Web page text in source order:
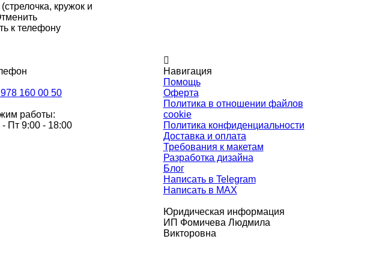
кружок и
к телефону
160 00 50
работы:
- Пт 9:00 - 18:00
Навигация
Помощь
Оферта
Политика в отношении файлов
cookie
Политика конфиденциальности
Доставка и оплата
Требования к макетам
Разработка дизайна
Блог
Написать в Telegram
Написать в MAX
Юридическая информация
ИП Фомичева Людмила
Викторовна